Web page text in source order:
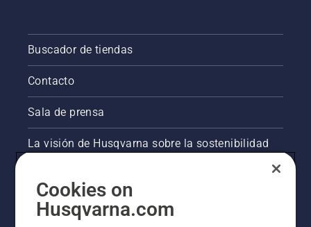
Buscador de tiendas
Contacto
Sala de prensa
La visión de Husqvarna sobre la sostenibilidad
Otros sitios de Husqvarna
Cookies on
Husqvarna.com